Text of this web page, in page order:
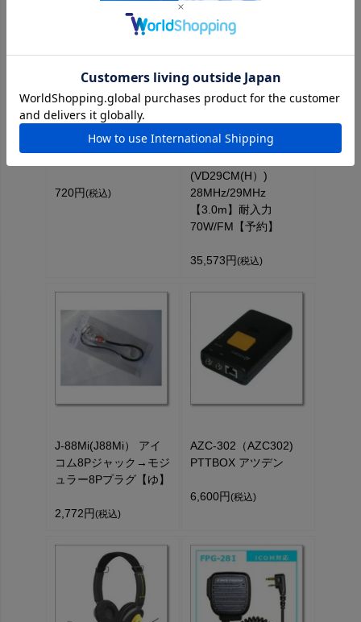
RCA-JJ（RCAJJ）
720円 (税込)
【大型個別送料】VD-
(VD29CM(H）)
28MHz/29MHz
【3.0m】耐入力
70W/FM【予約】
35,573円 (税込)
J-88Mi(J88Mi） アイ
コム8Pジャック→モジ
ュラー8Pプラグ【ゆ】
2,772円 (税込)
AZC-302（AZC302)
PTTBOX アツデン
6,600円 (税込)